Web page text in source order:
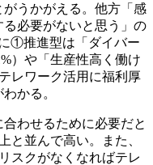
うかがえる。他方「感
必要がないと思う」の
①推進型は「ダイバー
）や「生産性高く働け
レワーク活用に福利厚
かる。
わせるために必要だと
と並んで高い。また、
スクがなくなればテレ